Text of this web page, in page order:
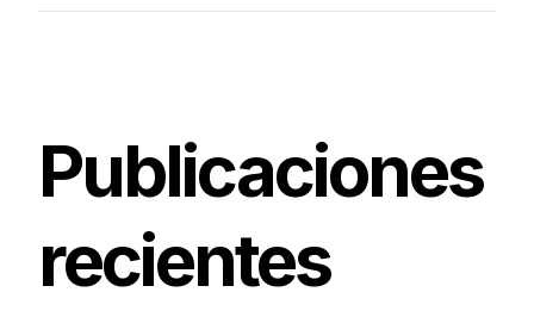
Publicaciones
recientes